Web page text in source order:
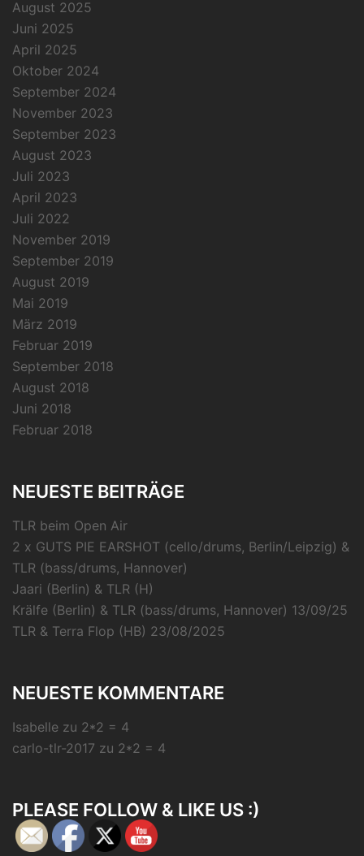
August 2025
Juni 2025
April 2025
Oktober 2024
September 2024
November 2023
September 2023
August 2023
Juli 2023
April 2023
Juli 2022
November 2019
September 2019
August 2019
Mai 2019
März 2019
Februar 2019
September 2018
August 2018
Juni 2018
Februar 2018
NEUESTE BEITRÄGE
TLR beim Open Air
2 x GUTS PIE EARSHOT (cello/drums, Berlin/Leipzig) &
TLR (bass/drums, Hannover)
Jaari (Berlin) & TLR (H)
Krälfe (Berlin) & TLR (bass/drums, Hannover) 13/09/25
TLR & Terra Flop (HB) 23/08/2025
NEUESTE KOMMENTARE
Isabelle zu 2*2 = 4
carlo-tlr-2017 zu 2*2 = 4
PLEASE FOLLOW & LIKE US :)